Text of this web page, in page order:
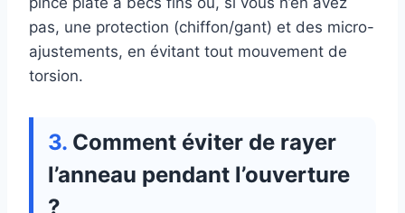
pas, une protection (chiffon/gant) et des micro-
ajustements, en évitant tout mouvement de
torsion.
Comment éviter de rayer
l’anneau pendant l’ouverture
?